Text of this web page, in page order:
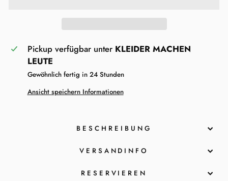
Pickup verfügbar unter KLEIDER MACHEN
LEUTE
Gewöhnlich fertig in 24 Stunden
Ansicht speichern Informationen
BESCHREIBUNG
VERSANDINFO
RESERVIEREN